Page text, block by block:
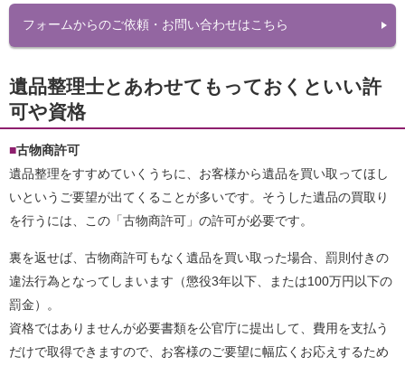
フォームからのご依頼・お問い合わせはこちら
遺品整理士とあわせてもっておくといい許
可や資格
古物商許可
遺品整理をすすめていくうちに、お客様から遺品を買い取ってほし
いというご要望が出てくることが多いです。そうした遺品の買取り
を行うには、この「古物商許可」の許可が必要です。
裏を返せば、古物商許可もなく遺品を買い取った場合、罰則付きの
違法行為となってしまいます（懲役3年以下、または100万円以下の
罰金）。
資格ではありませんが必要書類を公官庁に提出して、費用を支払う
だけで取得できますので、お客様のご要望に幅広くお応えするため